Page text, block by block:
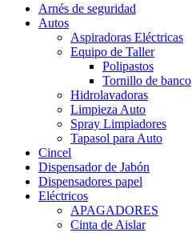
Arnés de seguridad
Autos
Aspiradoras Eléctricas
Equipo de Taller
Polipastos
Tornillo de banco
Hidrolavadoras
Limpieza Auto
Spray Limpiadores
Tapasol para Auto
Cincel
Dispensador de Jabón
Dispensadores papel
Eléctricos
APAGADORES
Cinta de Aislar